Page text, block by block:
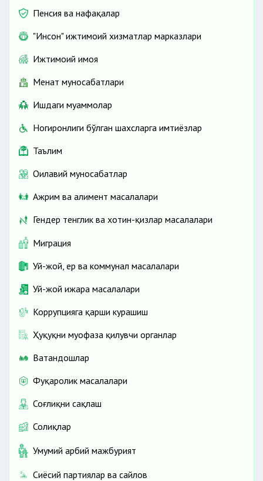
Пенсия ва нафақалар
"Инсон" ижтимоий хизматлар марказлари
Ижтимоий ҳимоя
Меҳнат муносабатлари
Ишдаги муаммолар
Ногиронлиги бўлган шахсларга имтиёзлар
Таълим
Оилавий муносабатлар
Ажрим ва алимент масалалари
Гендер тенглик ва хотин-қизлар масалалари
Миграция
Уй-жой, ер ва коммунал масалалари
Уй-жой ижара масалалари
Коррупцияга қарши курашиш
Ҳуқуқни муҳофаза қилувчи органлар
Ватандошлар
Фуқаролик масалалари
Соғлиқни сақлаш
Солиқлар
Умумий ҳарбий мажбурият
Сиёсий партиялар ва сайлов